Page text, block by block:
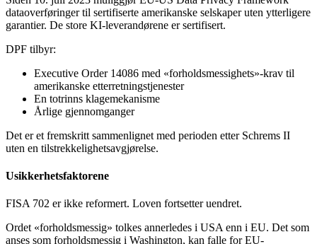
dataoverføringer til sertifiserte amerikanske selskaper uten ytterligere
garantier. De store KI-leverandørene er sertifisert.
DPF tilbyr:
Executive Order 14086 med «forholdsmessighets»-krav til
amerikanske etterretningstjenester
En totrinns klagemekanisme
Årlige gjennomganger
Det er et fremskritt sammenlignet med perioden etter Schrems II
uten en tilstrekkelighetsavgjørelse.
Usikkerhetsfaktorene
FISA 702 er ikke reformert. Loven fortsetter uendret.
Ordet «forholdsmessig» tolkes annerledes i USA enn i EU. Det som
anses som forholdsmessig i Washington, kan falle for EU-